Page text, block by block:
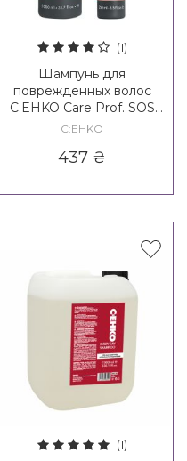
(1)
Шампунь для
поврежденных волос
C:EHKO Care Prof. SOS
Shampoo
C:EHKO
437 ₴
(1)